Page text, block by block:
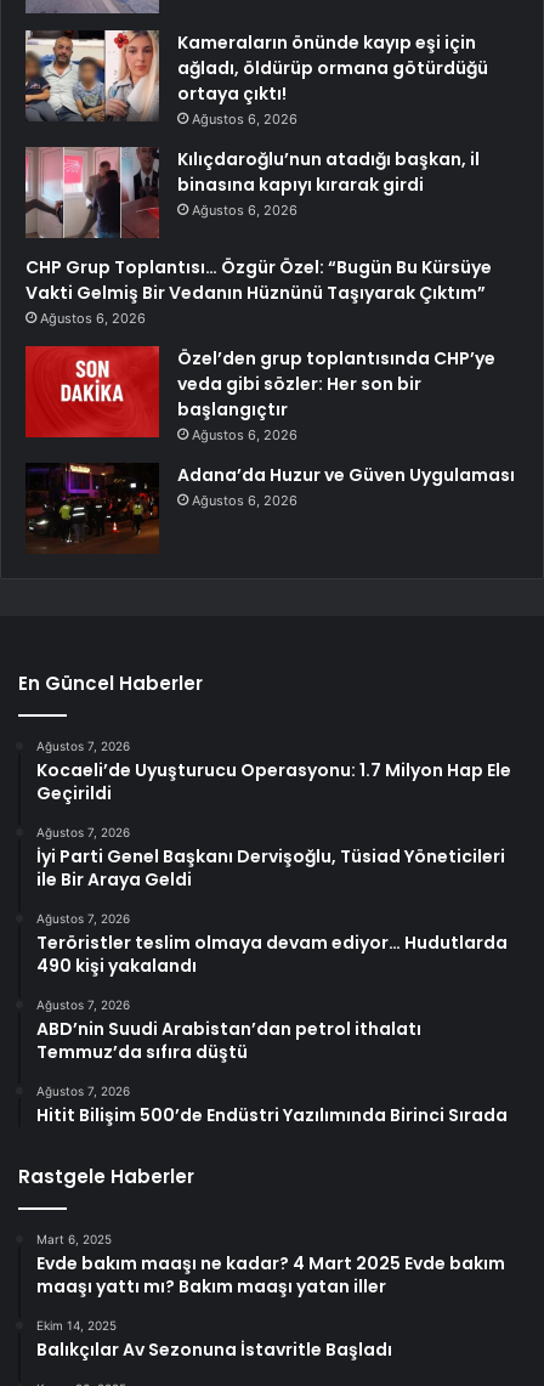
Kameraların önünde kayıp eşi için
ağladı, öldürüp ormana götürdüğü
ortaya çıktı!
Ağustos 6, 2026
Kılıçdaroğlu’nun atadığı başkan, il
binasına kapıyı kırarak girdi
Ağustos 6, 2026
CHP Grup Toplantısı… Özgür Özel: “Bugün Bu Kürsüye
Vakti Gelmiş Bir Vedanın Hüznünü Taşıyarak Çıktım”
Ağustos 6, 2026
Özel’den grup toplantısında CHP’ye
veda gibi sözler: Her son bir
başlangıçtır
Ağustos 6, 2026
Adana’da Huzur ve Güven Uygulaması
Ağustos 6, 2026
En Güncel Haberler
Ağustos 7, 2026
Kocaeli’de Uyuşturucu Operasyonu: 1.7 Milyon Hap Ele
Geçirildi
Ağustos 7, 2026
İyi Parti Genel Başkanı Dervişoğlu, Tüsiad Yöneticileri
ile Bir Araya Geldi
Ağustos 7, 2026
Teröristler teslim olmaya devam ediyor… Hudutlarda
490 kişi yakalandı
Ağustos 7, 2026
ABD’nin Suudi Arabistan’dan petrol ithalatı
Temmuz’da sıfıra düştü
Ağustos 7, 2026
Hitit Bilişim 500’de Endüstri Yazılımında Birinci Sırada
Rastgele Haberler
Mart 6, 2025
Evde bakım maaşı ne kadar? 4 Mart 2025 Evde bakım
maaşı yattı mı? Bakım maaşı yatan iller
Ekim 14, 2025
Balıkçılar Av Sezonuna İstavritle Başladı